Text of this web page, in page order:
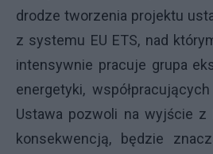
drodze tworzenia projektu
z systemu EU ETS, nad
intensywnie pracuje grupa
energetyki,
Ustawa pozwoli na wyjście z
konsekwencją, będzie